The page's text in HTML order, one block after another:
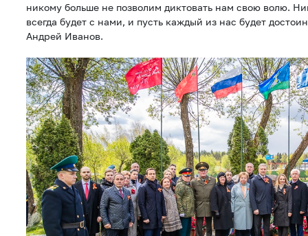
никому больше не позволим диктовать нам свою волю.
всегда будет с нами, и пусть каждый из нас будет
Андрей Иванов.